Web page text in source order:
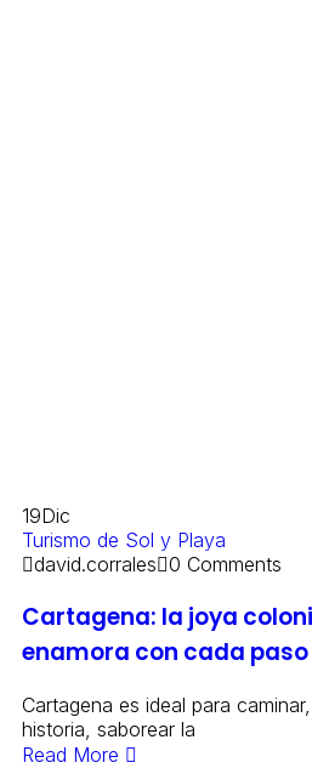
19Dic
Turismo de Sol y Playa
david.corrales 0 Comments
Cartagena: la joya
enamora con cada paso
Cartagena es ideal para
historia, saborear la
Read More